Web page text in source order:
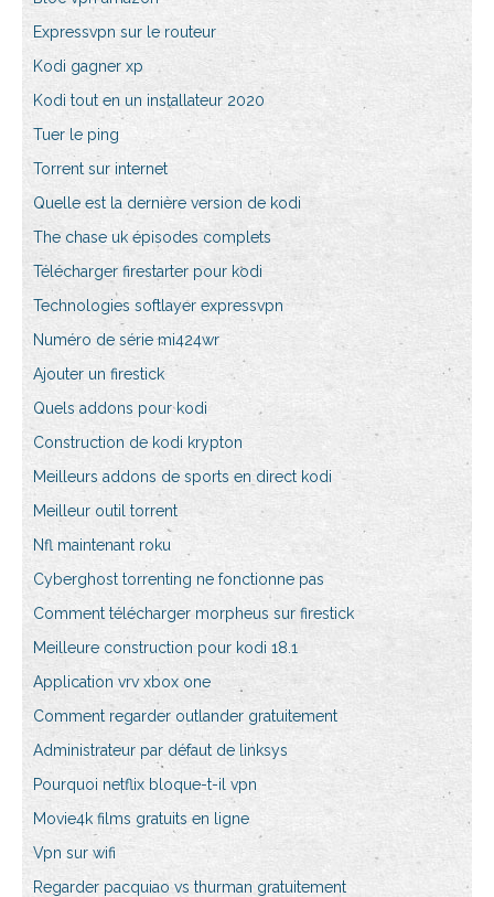
Expressvpn sur le routeur
Kodi gagner xp
Kodi tout en un installateur 2020
Tuer le ping
Torrent sur internet
Quelle est la dernière version de kodi
The chase uk épisodes complets
Télécharger firestarter pour kodi
Technologies softlayer expressvpn
Numéro de série mi424wr
Ajouter un firestick
Quels addons pour kodi
Construction de kodi krypton
Meilleurs addons de sports en direct kodi
Meilleur outil torrent
Nfl maintenant roku
Cyberghost torrenting ne fonctionne pas
Comment télécharger morpheus sur firestick
Meilleure construction pour kodi 18.1
Application vrv xbox one
Comment regarder outlander gratuitement
Administrateur par défaut de linksys
Pourquoi netflix bloque-t-il vpn
Movie4k films gratuits en ligne
Vpn sur wifi
Regarder pacquiao vs thurman gratuitement